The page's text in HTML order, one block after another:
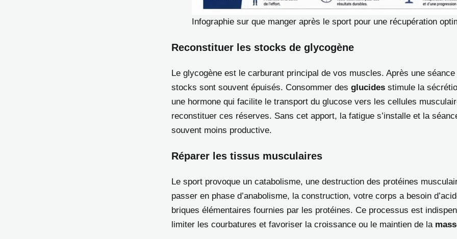
Infographie sur que manger après le sport pour une récupération
Reconstituer les stocks de glycogène
Le glycogène est le carburant principal de vos muscles. Après une
stocks sont souvent épuisés. Consommer des glucides stimule la
une hormone qui facilite le transport du glucose vers les cellules
reconstituer ces réserves. Sans cet apport, la fatigue s’installe et la
souvent moins productive.
Réparer les tissus musculaires
Le sport provoque un catabolisme, une destruction des protéines
passer en phase d’anabolisme, la construction, votre corps a besoin
briques élémentaires fournies par les protéines. Ce processus est
limiter les courbatures et favoriser la croissance ou le maintien de la